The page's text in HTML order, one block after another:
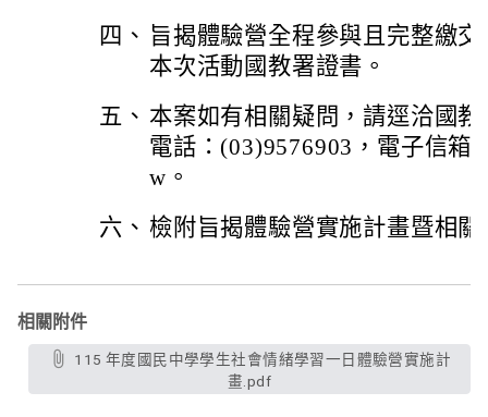
四、 旨揭體驗營全程參與且完整繳
本次活動國教署證書。
五、 本案如有相關疑問，請逕洽國
電話：(03)9576903，電子信箱
w。
六、 檢附旨揭體驗營實施計畫暨相
相關附件
畫.pdf